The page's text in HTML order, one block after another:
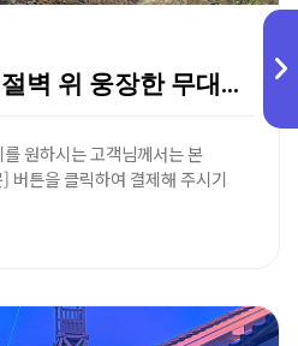
[교토 1순위 명소] 절벽 위 웅장한 무대와 기적의 샘…
원하시는 고객님께서는 본
버튼을 클릭하여 결제해 주시기